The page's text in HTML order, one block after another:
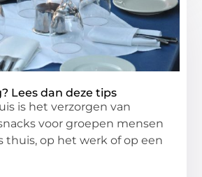
Lees dan deze tips
is het verzorgen van
voor groepen mensen
thuis, op het werk of op een